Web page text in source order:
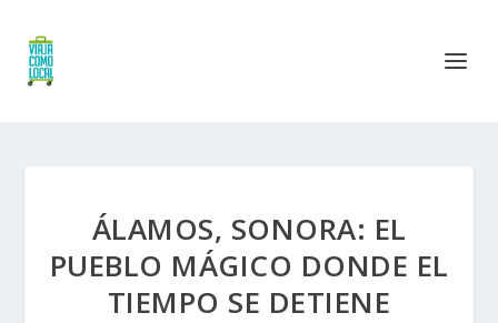
ÁLAMOS, SONORA: EL
PUEBLO MÁGICO DONDE EL
TIEMPO SE DETIENE